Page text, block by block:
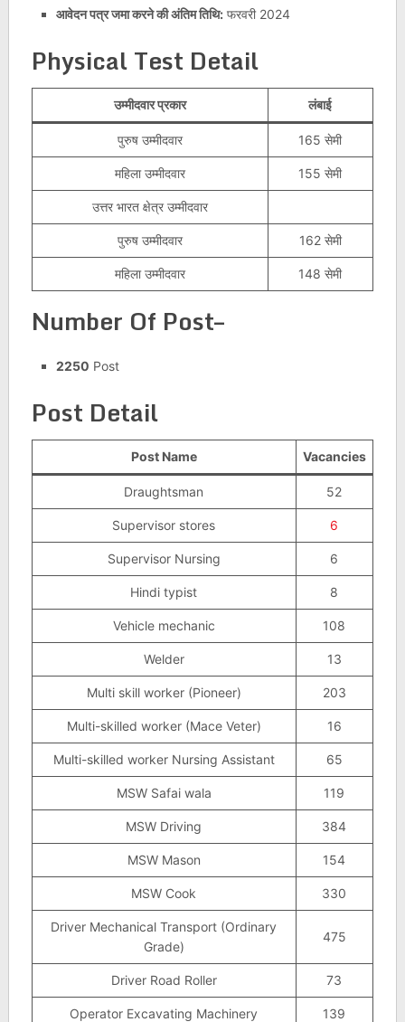
आवेदन पत्र जमा करने की अंतिम तिथि:फरवरी 2024
Physical Test Detail
उम्मीदवार प्रकार लंबाई
पुरुष उम्मीदवार 165 सेमी
महिला उम्मीदवार 155 सेमी
उत्तर भारत क्षेत्र उम्मीदवार
पुरुष उम्मीदवार 162 सेमी
महिला उम्मीदवार 148 सेमी
Number Of Post–
2250 Post
Post Detail
Post Name Vacancies
Draughtsman 52
Supervisor stores 6
Supervisor Nursing 6
Hindi typist 8
Vehicle mechanic 108
Welder 13
Multi skill worker (Pioneer) 203
Multi-skilled worker (Mace Veter) 16
Multi-skilled worker Nursing Assistant 65
MSW Safai wala 119
MSW Driving 384
MSW Mason 154
MSW Cook 330
Driver Mechanical Transport (Ordinary
Grade)
475
Driver Road Roller 73
Operator Excavating Machinery 139